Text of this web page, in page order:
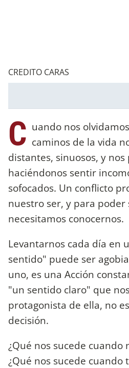
CREDITO CARAS
C uando nos
caminos de la vida
distantes, sinuosos, y
haciéndonos sentir
sofocados. Un conflicto
nuestro ser, y para
necesitamos conocernos.
Levantarnos cada día en
sentido" puede ser
uno, es una Acción
"un sentido claro" que
protagonista de ella, no
decisión.
¿Qué nos sucede cuando
¿Qué nos sucede cuando